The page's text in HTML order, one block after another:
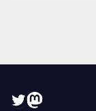
Twitter
Mastodon